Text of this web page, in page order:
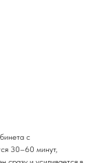
с
30–60 минут,